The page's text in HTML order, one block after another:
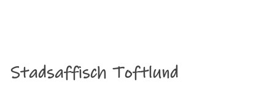
Stadsaffisch Toftlund